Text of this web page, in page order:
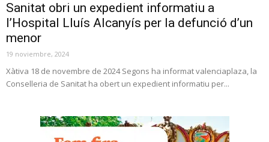
Sanitat obri un expedient informatiu a
l’Hospital Lluís Alcanyís per la defunció d’un
menor
19 noviembre, 2024
Xàtiva 18 de novembre de 2024 Segons ha informat valenciaplaza, la
Conselleria de Sanitat ha obert un expedient informatiu per...